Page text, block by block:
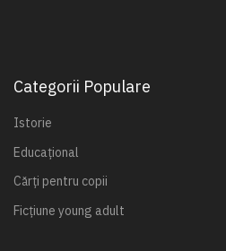
Categorii Populare
Istorie
Educațional
Cărți pentru copii
Ficțiune young adult